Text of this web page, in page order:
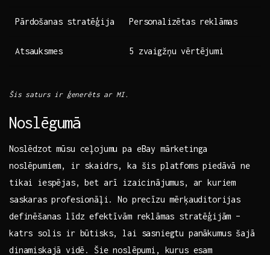
Pārdošanas stratēģija Personalizētas⁢ reklāmas
Atsauksmes 5 zvaigžņu vērtējumi
Šis saturs ir ģenerēts ar MI.
Noslēgumā
Noslēdzot mūsu ceļojumu pa eBay mārketinga
noslēpumiem, ir skaidrs, ka šis platfoms piedāvā ne
tikai iespējas, bet arī⁣ izaicinājumus, ar kuriem
saskaras ⁤profesionāļi. No precīzu mērķauditorijas
definēšanas līdz⁢ efektīvām reklāmas stratēģijām –
katrs solis ir būtisks, lai sasniegtu panākumus šajā
dinamiskajā⁤ vidē. Šie noslēpumi, kurus esam